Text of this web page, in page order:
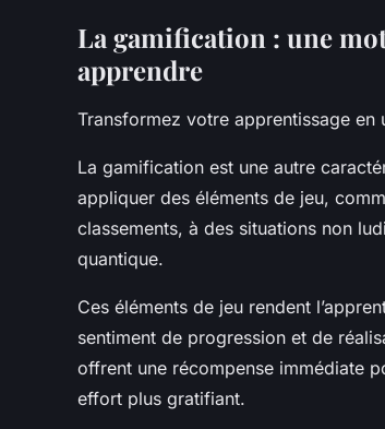
La gamification : une
apprendre
Transformez votre apprentissage en
La gamification est une autre
appliquer des éléments de jeu,
classements, à des situations non
quantique.
Ces éléments de jeu rendent
sentiment de progression et de
offrent une récompense immédiate
effort plus gratifiant.